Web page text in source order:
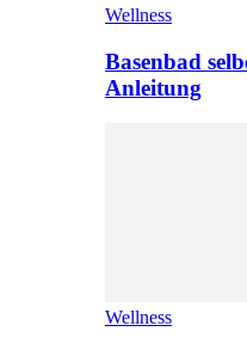
Wellness
Basenbad
Anleitung
Wellness